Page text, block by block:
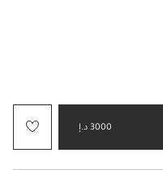
3000 د.إ